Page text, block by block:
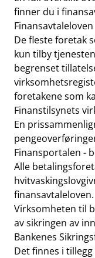
finner du i
Finansavtaleloven
De fleste foretak
kun tilby
begrenset
foretakene som
Finanstilsynets
En
Finansportalen -
Alle
finansavtaleloven.
Virksomheten til
av sikringen av
Bankenes
Det finnes i